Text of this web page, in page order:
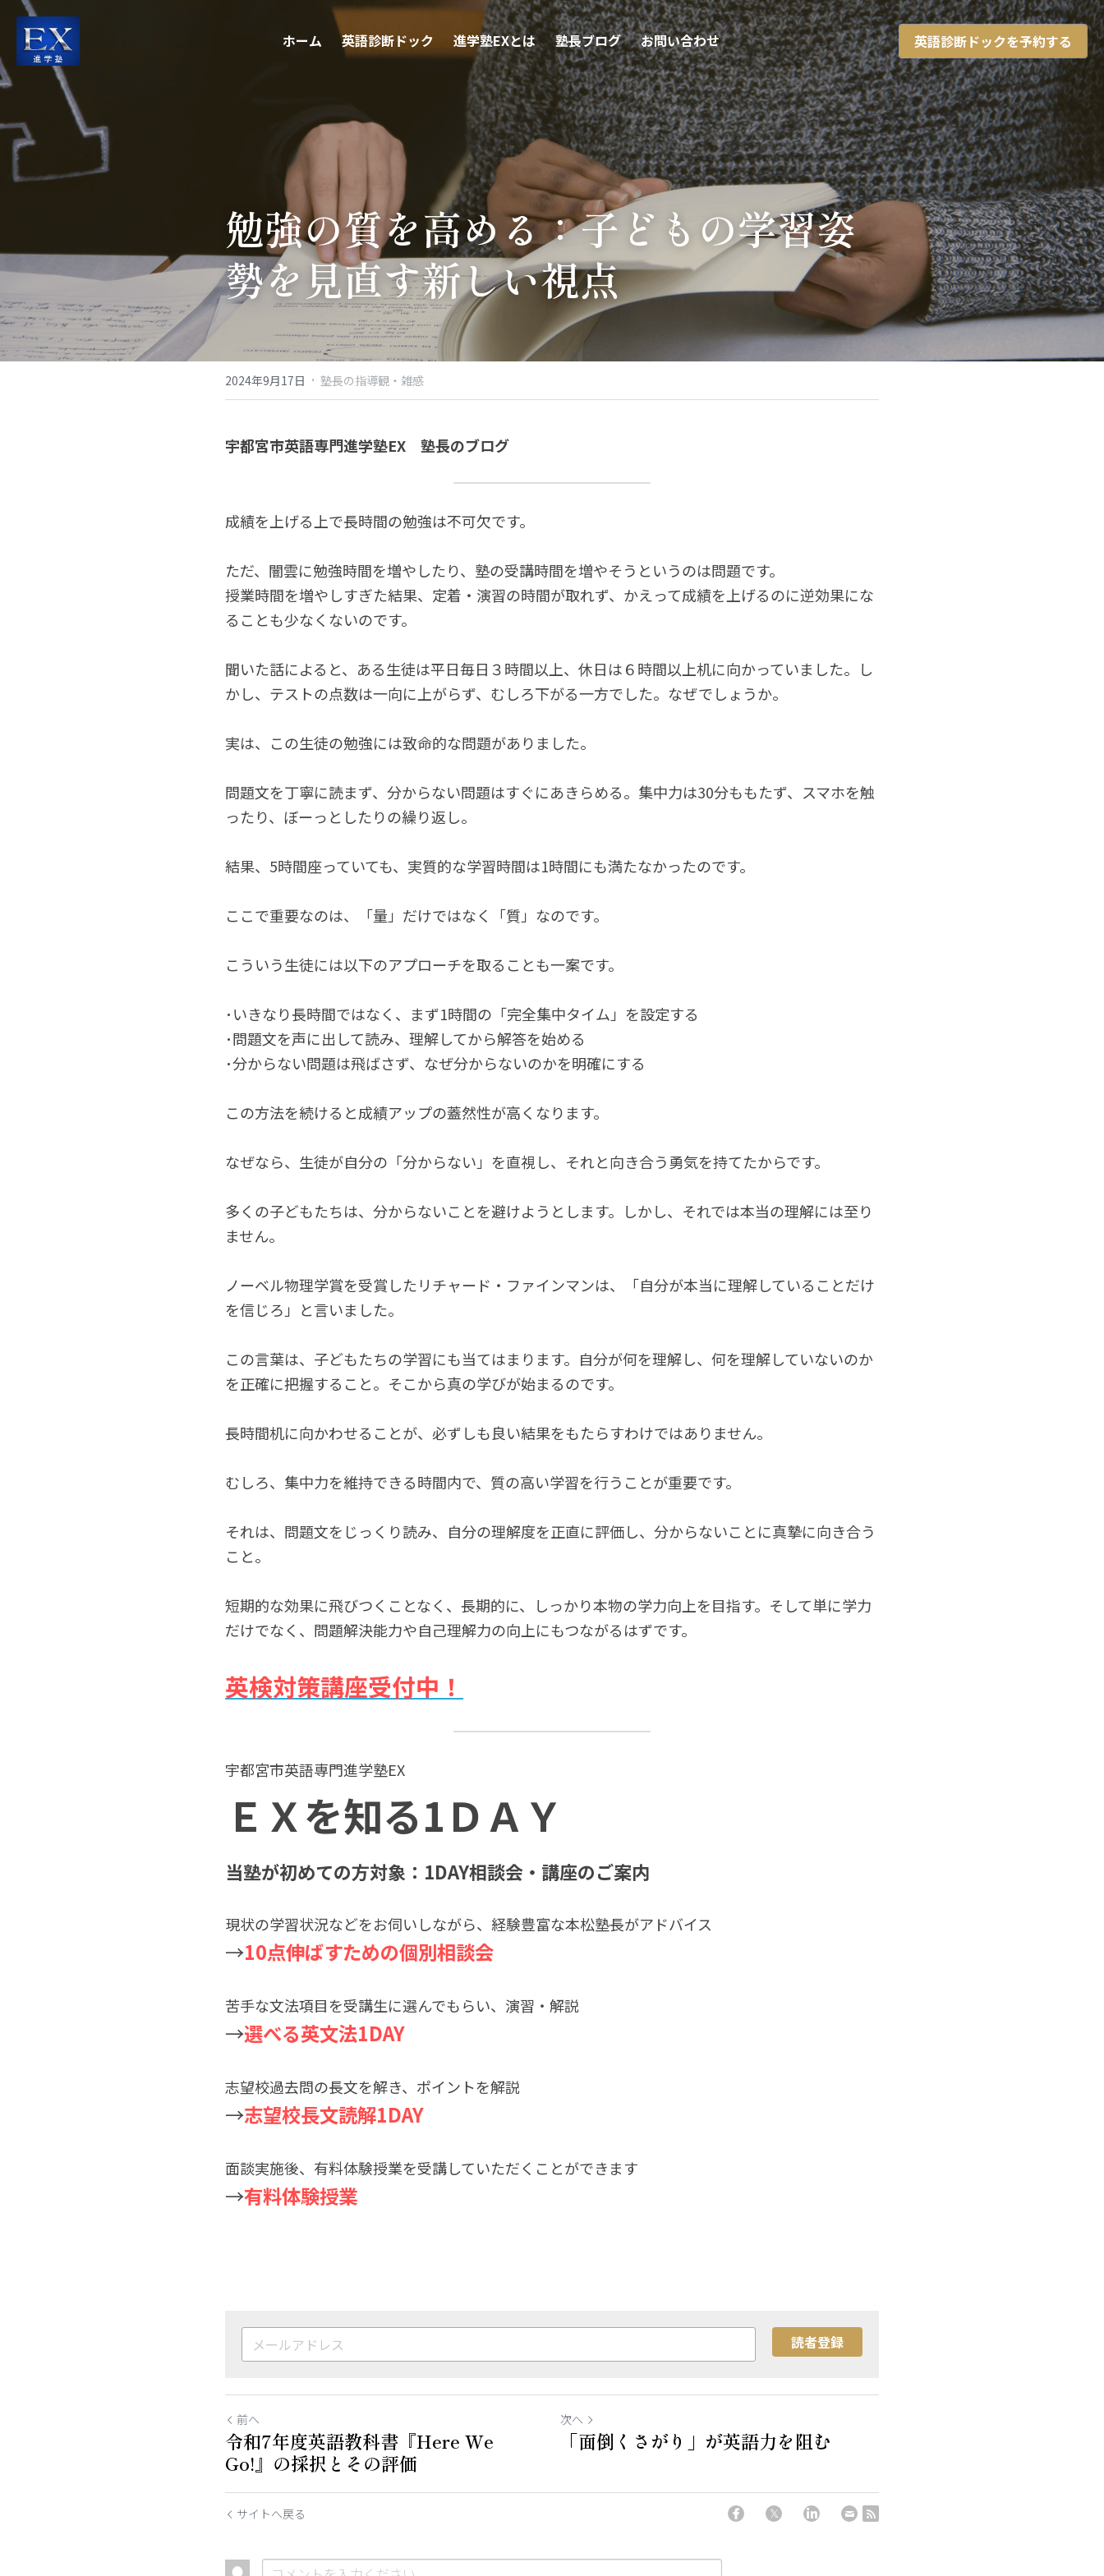
ホーム 英語診断ドック 進学塾EXとは 塾長ブログ お問い合わせ 英語診断ドックを予約する
勉強の質を高める：子どもの学習姿
勢を見直す新しい視点
2024年9月17日 · 塾長の指導観・雑感
宇都宮市英語専門進学塾EX　塾長のブログ
成績を上げる上で長時間の勉強は不可欠です。
ただ、闇雲に勉強時間を増やしたり、塾の受講時間を増やそうというのは問題です。
授業時間を増やしすぎた結果、定着・演習の時間が取れず、かえって成績を上げるのに逆効果にな
ることも少なくないのです。
聞いた話によると、ある生徒は平日毎日３時間以上、休日は６時間以上机に向かっていました。し
かし、テストの点数は一向に上がらず、むしろ下がる一方でした。なぜでしょうか。
実は、この生徒の勉強には致命的な問題がありました。
問題文を丁寧に読まず、分からない問題はすぐにあきらめる。集中力は30分ももたず、スマホを触
ったり、ぼーっとしたりの繰り返し。
結果、5時間座っていても、実質的な学習時間は1時間にも満たなかったのです。
ここで重要なのは、「量」だけではなく「質」なのです。
こういう生徒には以下のアプローチを取ることも一案です。
･いきなり長時間ではなく、まず1時間の「完全集中タイム」を設定する
･問題文を声に出して読み、理解してから解答を始める
･分からない問題は飛ばさず、なぜ分からないのかを明確にする
この方法を続けると成績アップの蓋然性が高くなります。
なぜなら、生徒が自分の「分からない」を直視し、それと向き合う勇気を持てたからです。
多くの子どもたちは、分からないことを避けようとします。しかし、それでは本当の理解には至り
ません。
ノーベル物理学賞を受賞したリチャード・ファインマンは、「自分が本当に理解していることだけ
を信じろ」と言いました。
この言葉は、子どもたちの学習にも当てはまります。自分が何を理解し、何を理解していないのか
を正確に把握すること。そこから真の学びが始まるのです。
長時間机に向かわせることが、必ずしも良い結果をもたらすわけではありません。
むしろ、集中力を維持できる時間内で、質の高い学習を行うことが重要です。
それは、問題文をじっくり読み、自分の理解度を正直に評価し、分からないことに真摯に向き合う
こと。
短期的な効果に飛びつくことなく、長期的に、しっかり本物の学力向上を目指す。そして単に学力
だけでなく、問題解決能力や自己理解力の向上にもつながるはずです。
英検対策講座受付中！
宇都宮市英語専門進学塾EX
ＥＸを知る1ＤＡＹ
当塾が初めての方対象：1DAY相談会・講座のご案内
現状の学習状況などをお伺いしながら、経験豊富な本松塾長がアドバイス
→10点伸ばすための個別相談会
苦手な文法項目を受講生に選んでもらい、演習・解説
→選べる英文法1DAY
志望校過去問の長文を解き、ポイントを解説
→志望校長文読解1DAY
面談実施後、有料体験授業を受講していただくことができます
→有料体験授業
読者登録
前へ
令和7年度英語教科書『Here We
Go!』の採択とその評価
次へ
「面倒くさがり」が英語力を阻む
サイトへ戻る